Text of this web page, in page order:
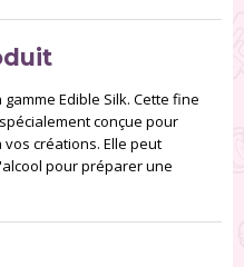
Edible Silk. Cette fine
conçue pour
créations. Elle peut
pour préparer une